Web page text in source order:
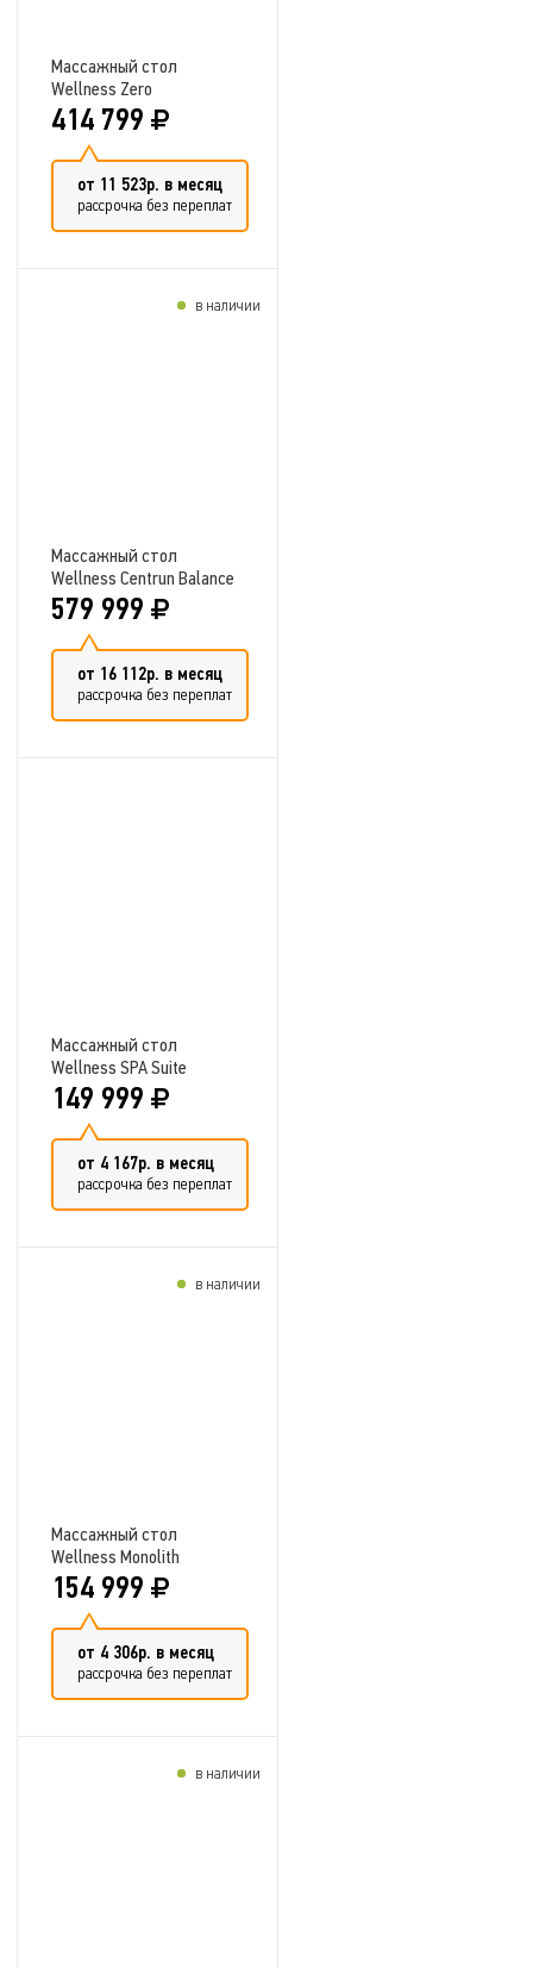
Массажный стол
Wellness Zero
414 799
от 11 523р. в месяц
рассрочка без переплат
Массажный стол
Wellness Centrun Balance
579 999
от 16 112р. в месяц
рассрочка без переплат
в наличии
Массажный стол
Wellness SPA Suite
149 999
от 4 167р. в месяц
рассрочка без переплат
Массажный стол
Wellness Monolith
154 999
от 4 306р. в месяц
рассрочка без переплат
в наличии
в наличии